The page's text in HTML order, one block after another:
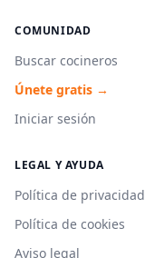
COMUNIDAD
Buscar cocineros
Únete gratis →
Iniciar sesión
LEGAL Y AYUDA
Política de privacidad
Política de cookies
Aviso legal